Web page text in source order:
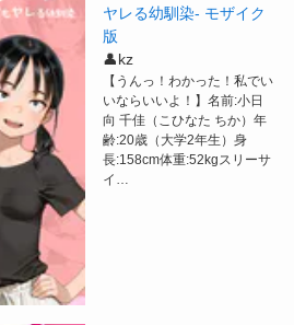
ヤレる幼馴染- モザイク
版
👤kz
【うんっ！わかった！私でい
いならいいよ！】名前:小日
向 千佳（こひなた ちか）年
齢:20歳（大学2年生）身
長:158cm体重:52kgスリーサ
イ…